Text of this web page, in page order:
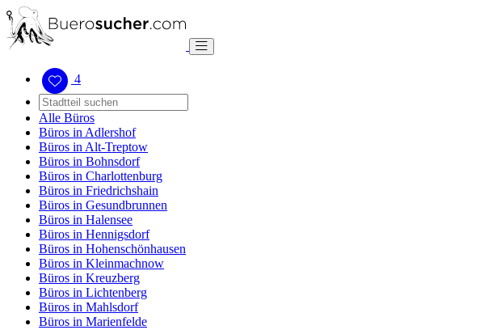
4
Alle Büros
Büros in Adlershof
Büros in Alt-Treptow
Büros in Bohnsdorf
Büros in Charlottenburg
Büros in Friedrichshain
Büros in Gesundbrunnen
Büros in Halensee
Büros in Hennigsdorf
Büros in Hohenschönhausen
Büros in Kleinmachnow
Büros in Kreuzberg
Büros in Lichtenberg
Büros in Mahlsdorf
Büros in Marienfelde